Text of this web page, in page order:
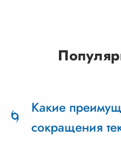
Какие
сокращения